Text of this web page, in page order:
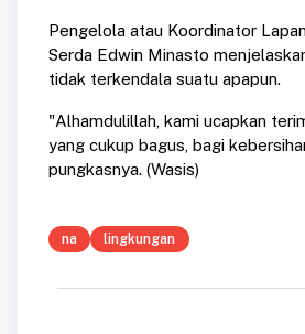
Pengelola atau Koordinator
Serda Edwin Minasto
tidak terkendala suatu apapun.
"Alhamdulillah, kami ucapkan
yang cukup bagus, bagi
pungkasnya. (Wasis)
na lingkungan